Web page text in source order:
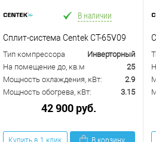
В наличии
Сплит-система Centek CT-65V09
Тип компрессора
Инверторный
На помещение до, кв.м
25
Мощность охлаждения, кВт:
2.9
Мощность обогрева, кВт:
3.15
42 900 руб.